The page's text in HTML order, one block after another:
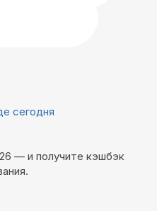
сегодня
— и получите кэшбэк